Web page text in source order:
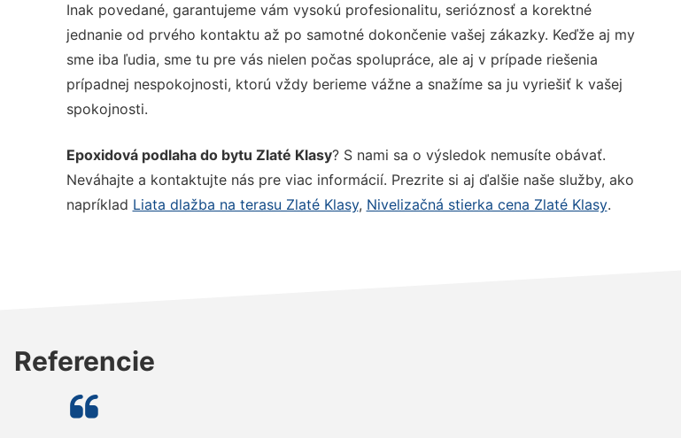
Inak povedané, garantujeme vám vysokú profesionalitu, serióznosť a korektné
jednanie od prvého kontaktu až po samotné dokončenie vašej zákazky. Keďže aj my
sme iba ľudia, sme tu pre vás nielen počas spolupráce, ale aj v prípade riešenia
prípadnej nespokojnosti, ktorú vždy berieme vážne a snažíme sa ju vyriešiť k vašej
spokojnosti.
Epoxidová podlaha do bytu Zlaté Klasy? S nami sa o výsledok nemusíte obávať.
Neváhajte a kontaktujte nás pre viac informácií. Prezrite si aj ďalšie naše služby, ako
napríklad Liata dlažba na terasu Zlaté Klasy, Nivelizačná stierka cena Zlaté Klasy.
Referencie